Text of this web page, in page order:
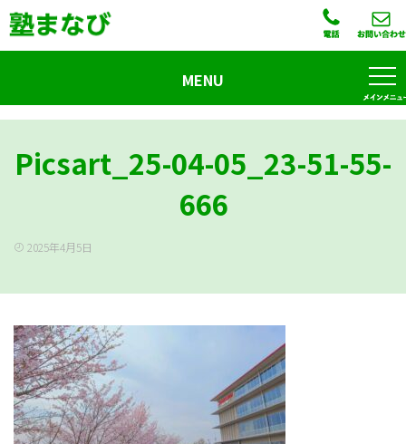
Picsart_25-04-05_23-51-55-
666
2025年4月5日
MENU